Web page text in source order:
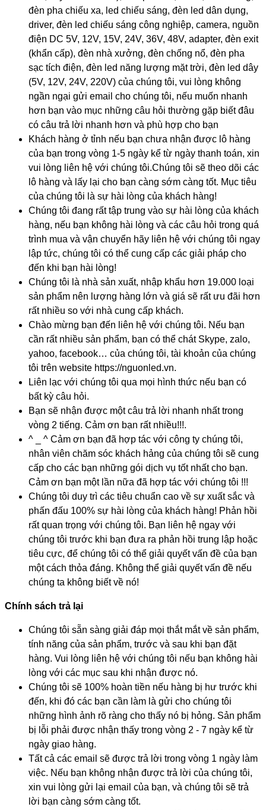
đèn pha chiếu xa, led chiếu sáng, đèn led dân dụng,
driver, đèn led chiếu sáng công nghiệp, camera, nguồn
điện DC 5V, 12V, 15V, 24V, 36V, 48V, adapter, đèn exit
(khẩn cấp), đèn nhà xưởng, đèn chống nổ, đèn pha
sạc tích điện, đèn led năng lượng mặt trời, đèn led dây
(5V, 12V, 24V, 220V) của chúng tôi, vui lòng không
ngần ngại gửi email cho chúng tôi, nếu muốn nhanh
hơn bạn vào mục những câu hỏi thường gặp biết đâu
có câu trả lời nhanh hơn và phù hợp cho bạn
Khách hàng ở tỉnh nếu bạn chưa nhận được lô hàng
của bạn trong vòng 1-5 ngày kể từ ngày thanh toán, xin
vui lòng liên hệ với chúng tôi.Chúng tôi sẽ theo dõi các
lô hàng và lấy lại cho bạn càng sớm càng tốt. Mục tiêu
của chúng tôi là sự hài lòng của khách hàng!
Chúng tôi đang rất tập trung vào sự hài lòng của khách
hàng, nếu bạn không hài lòng và các câu hỏi trong quá
trình mua và vận chuyển hãy liên hệ với chúng tôi ngay
lập tức, chúng tôi có thể cung cấp các giải pháp cho
đến khi bạn hài lòng!
Chúng tôi là nhà sản xuất, nhập khẩu hơn 19.000 loại
sản phẩm nên lượng hàng lớn và giá sẽ rất ưu đãi hơn
rất nhiều so với nhà cung cấp khách.
Chào mừng bạn đến liên hệ với chúng tôi. Nếu bạn
cần rất nhiều sản phẩm, bạn có thể chát Skype, zalo,
yahoo, facebook… của chúng tôi, tài khoản của chúng
tôi trên website https://nguonled.vn.
Liên lạc với chúng tôi qua mọi hình thức nếu bạn có
bất kỳ câu hỏi.
Bạn sẽ nhận được một câu trả lời nhanh nhất trong
vòng 2 tiếng. Cảm ơn bạn rất nhiều!!!.
^ _ ^ Cảm ơn bạn đã hợp tác với công ty chúng tôi,
nhân viên chăm sóc khách hảng của chúng tôi sẽ cung
cấp cho các bạn những gói dịch vụ tốt nhất cho bạn.
Cảm ơn bạn một lần nữa đã hợp tác với chúng tôi !!!
Chúng tôi duy trì các tiêu chuẩn cao về sự xuất sắc và
phấn đấu 100% sự hài lòng của khách hàng! Phản hồi
rất quan trọng với chúng tôi. Bạn liên hệ ngay với
chúng tôi trước khi bạn đưa ra phản hồi trung lập hoặc
tiêu cực, để chúng tôi có thể giải quyết vấn đề của bạn
một cách thỏa đáng. Không thể giải quyết vấn đề nếu
chúng ta không biết về nó!
Chính sách trả lại
Chúng tôi sẵn sàng giải đáp mọi thắt mắt về sản phẩm,
tính năng của sản phẩm, trước và sau khi bạn đặt
hàng. Vui lòng liên hệ với chúng tôi nếu bạn không hài
lòng với các mục sau khi nhận được nó.
Chúng tôi sẽ 100% hoàn tiền nếu hàng bị hư trước khi
đến, khi đó các bạn cần làm là gửi cho chúng tôi
những hình ảnh rõ ràng cho thấy nó bị hỏng. Sản phẩm
bị lỗi phải được nhận thấy trong vòng 2 - 7 ngày kể từ
ngày giao hàng.
Tất cả các email sẽ được trả lời trong vòng 1 ngày làm
việc. Nếu bạn không nhận được trả lời của chúng tôi,
xin vui lòng gửi lại email của bạn, và chúng tôi sẽ trả
lời bạn càng sớm càng tốt.